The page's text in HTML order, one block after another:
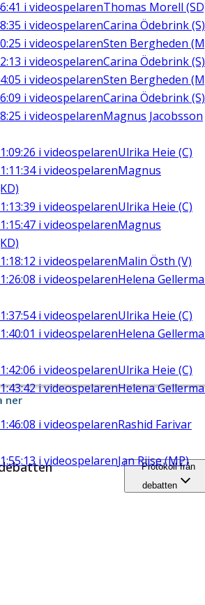
i videospelarenThomas Morell
i videospelarenCarina Ödebrink (S)
i videospelarenSten Bergheden
i videospelarenCarina Ödebrink (S)
i videospelarenSten Bergheden
i videospelarenCarina Ödebrink (S)
i videospelarenMagnus Jacobsson
i videospelarenUlrika Heie (C)
i videospelarenMagnus
i videospelarenUlrika Heie (C)
i videospelarenMagnus
i videospelarenMalin Östh (V)
i videospelarenHelena
i videospelarenUlrika Heie (C)
i videospelarenHelena
i videospelarenUlrika Heie (C)
i videospelarenHelena
i videospelarenRashid Farivar
i videospelarenJan Riise (MP)
ner
Protokoll från
debatten